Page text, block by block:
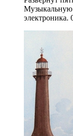
Музыкальную
электроника.